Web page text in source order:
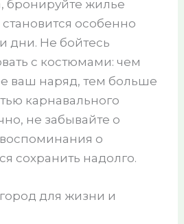
бронируйте жилье
особенно
дни. Не бойтесь
с костюмами: чем
ваш наряд, тем больше
карнавального
не забывайте о
о
сохранить надолго.
для жизни и